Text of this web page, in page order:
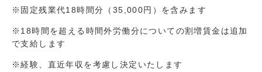
※固定残業代18時間分（35,000円）を含みます
※18時間を超える時間外労働分についての割増賃金は追加
で支給します
※経験、直近年収を考慮し決定いたします